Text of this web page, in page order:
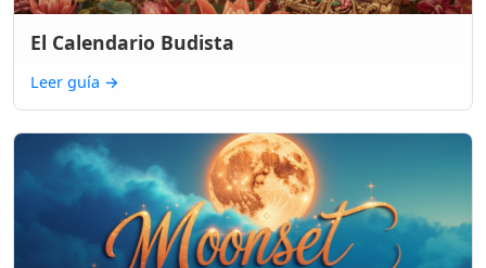
El Calendario Budista
Leer guía →